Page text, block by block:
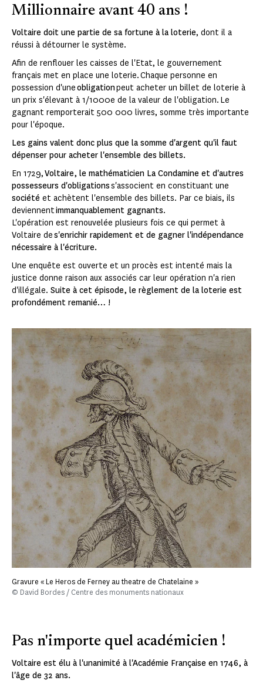
Millionnaire avant 40 ans !
Voltaire doit une partie de sa fortune à la loterie, dont il a
réussi à détourner le système.
Afin de renflouer les caisses de l'Etat, le gouvernement
français met en place une loterie. Chaque personne en
possession d'uneobligationpeut acheter un billet de loterie à
un prix s'élevant à 1/1000e de la valeur de l'obligation. Le
gagnant remporterait 500 000 livres, somme très importante
pour l'époque.
Les gains valent donc plus que la somme d'argent qu'il faut
dépenser pour acheter l'ensemble des billets.
En 1729,Voltaire, le mathématicien La Condamine et d'autres
possesseurs d'obligationss'associent en constituant une
société et achètent l'ensemble des billets. Par ce biais, ils
deviennentimmanquablement gagnants.
L'opération est renouvelée plusieurs fois ce qui permet à
Voltaire des'enrichir rapidement et de gagner l'indépendance
nécessaire à l'écriture.
Une enquête est ouverte et un procès est intenté mais la
justice donne raison aux associés car leur opération n'a rien
d'illégale. Suite à cet épisode, le règlement de la loterie est
profondément remanié… !
Gravure « Le Heros de Ferney au theatre de Chatelaine »
© David Bordes / Centre des monuments nationaux
Pas n'importe quel académicien !
Voltaire est élu à l'unanimité à l'Académie Française en 1746, à
l'âge de 32 ans.